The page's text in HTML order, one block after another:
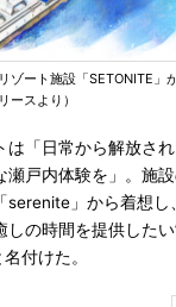
ゾート施設「SETONITE」
ースより）
「日常から解放さ
瀬戸内体験を」。施
serenite」から着想し
の時間を提供した
付けた。